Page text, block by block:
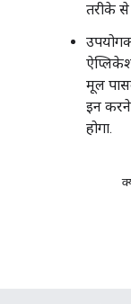
तरीके से
मूल
इन करने
होगा.